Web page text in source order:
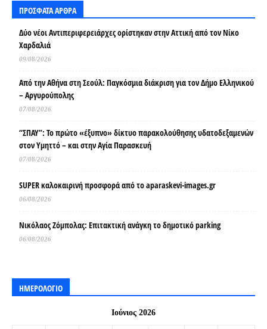
ΠΡΟΣΦΑΤΑ ΑΡΘΡΑ
Δύο νέοι Αντιπεριφερειάρχες ορίστηκαν στην Αττική από τον Νίκο
Χαρδαλιά
09/08/2026
Από την Αθήνα στη Σεούλ: Παγκόσμια διάκριση για τον Δήμο Ελληνικού
– Αργυρούπολης
07/08/2026
“ΣΠΑΥ”: Το πρώτο «έξυπνο» δίκτυο παρακολούθησης υδατοδεξαμενών
στον Υμηττό – και στην Αγία Παρασκευή
07/08/2026
SUPER καλοκαιρινή προσφορά από το aparaskevi-images.gr
06/08/2026
Νικόλαος Ζόμπολας: Επιτακτική ανάγκη το δημοτικό parking
06/08/2026
ΗΜΕΡΟΛΟΓΙΟ
Ιούνιος 2026